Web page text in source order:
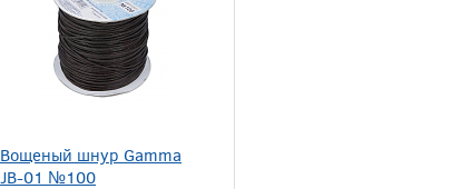
Вощеный шнур Gamma
JB-01 №100